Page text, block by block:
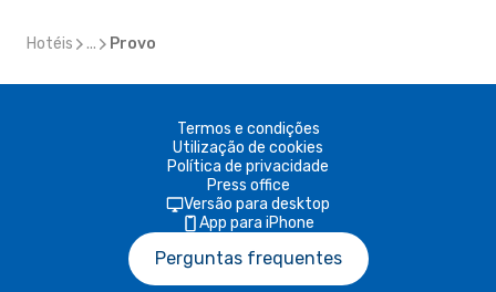
Hotéis ... Provo
Termos e condições
Utilização de cookies
Política de privacidade
Press office
Versão para desktop
App para iPhone
Perguntas frequentes